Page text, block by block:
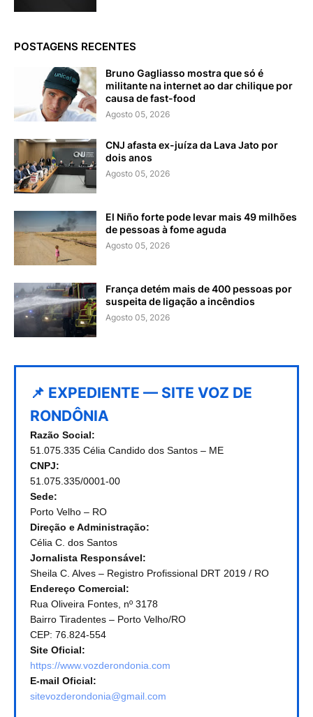
POSTAGENS RECENTES
Bruno Gagliasso mostra que só é
militante na internet ao dar chilique por
causa de fast-food
Agosto 05, 2026
CNJ afasta ex-juíza da Lava Jato por
dois anos
Agosto 05, 2026
El Niño forte pode levar mais 49 milhões
de pessoas à fome aguda
Agosto 05, 2026
França detém mais de 400 pessoas por
suspeita de ligação a incêndios
Agosto 05, 2026
📌 EXPEDIENTE — SITE VOZ DE
RONDÔNIA
Razão Social:
51.075.335 Célia Candido dos Santos – ME
CNPJ:
51.075.335/0001-00
Sede:
Porto Velho – RO
Direção e Administração:
Célia C. dos Santos
Jornalista Responsável:
Sheila C. Alves – Registro Profissional DRT 2019 / RO
Endereço Comercial:
Rua Oliveira Fontes, nº 3178
Bairro Tiradentes – Porto Velho/RO
CEP: 76.824-554
Site Oficial:
https://www.vozderondonia.com
E-mail Oficial:
sitevozderondonia@gmail.com